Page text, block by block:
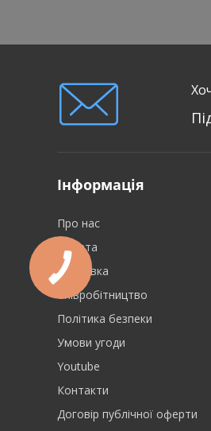
Інформація
Про нас
Оплата
Доставка
Співробітництво
Політика безпеки
Умови угоди
Youtube
Контакти
Договір публічної оферти